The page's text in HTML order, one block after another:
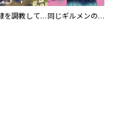
奴隷を調教してハーレム作る 同じギルメンの声が好き